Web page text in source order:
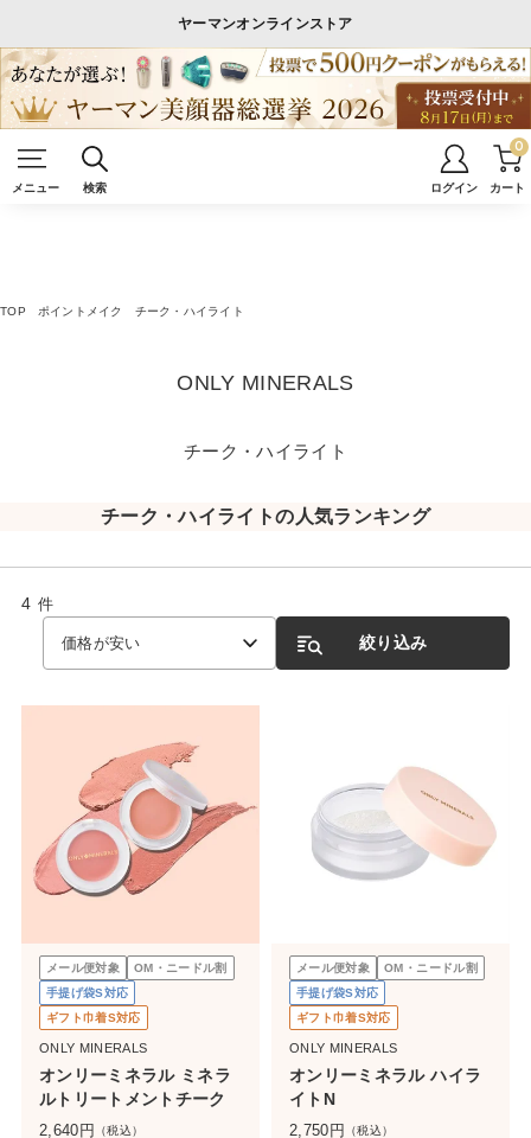
ヤーマンオンラインストア
メニュー 検索 ログイン カート
0
TOP ポイントメイク チーク・ハイライト
ONLY MINERALS
チーク・ハイライト
チーク・ハイライトの人気ランキング
4 件
価格が安い 絞り込み
メール便対象
OM・ニードル割
手提げ袋S対応
ギフト巾着S対応
ONLY MINERALS
オンリーミネラル ミネラ
ルトリートメントチーク
2,640 円 （税込）
メール便対象
OM・ニードル割
手提げ袋S対応
ギフト巾着S対応
ONLY MINERALS
オンリーミネラル ハイラ
イトN
2,750 円 （税込）